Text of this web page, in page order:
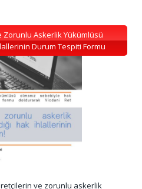
Zorunlu Askerlik Yükümlüsü
Durum Tespiti Formu
ve zorunlu askerlik